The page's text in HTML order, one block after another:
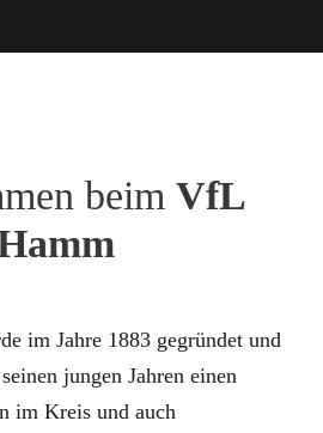
beim VfL
im Jahre 1883 gegründet und
jungen Jahren einen
im Kreis und auch